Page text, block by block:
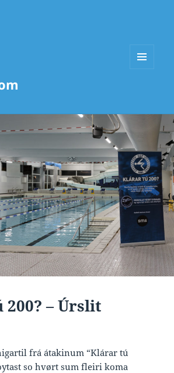
– Úrslit
frá átakinum “Klárar tú
so hvørt sum fleiri koma